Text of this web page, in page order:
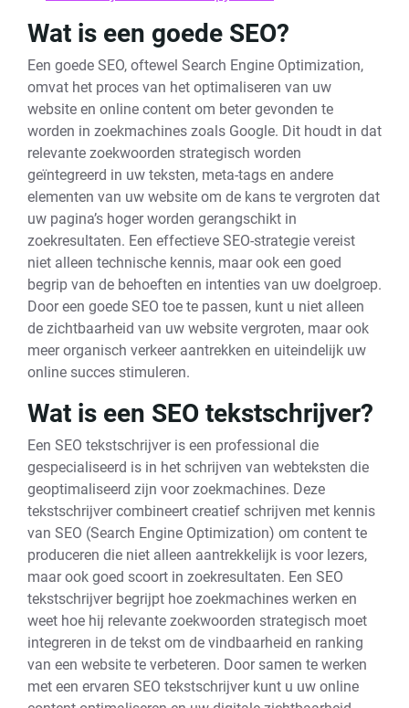
Wat is een goede SEO?
Een goede SEO, oftewel Search Engine Optimization,
omvat het proces van het optimaliseren van uw
website en online content om beter gevonden te
worden in zoekmachines zoals Google. Dit houdt in dat
relevante zoekwoorden strategisch worden
geïntegreerd in uw teksten, meta-tags en andere
elementen van uw website om de kans te vergroten dat
uw pagina’s hoger worden gerangschikt in
zoekresultaten. Een effectieve SEO-strategie vereist
niet alleen technische kennis, maar ook een goed
begrip van de behoeften en intenties van uw doelgroep.
Door een goede SEO toe te passen, kunt u niet alleen
de zichtbaarheid van uw website vergroten, maar ook
meer organisch verkeer aantrekken en uiteindelijk uw
online succes stimuleren.
Wat is een SEO tekstschrijver?
Een SEO tekstschrijver is een professional die
gespecialiseerd is in het schrijven van webteksten die
geoptimaliseerd zijn voor zoekmachines. Deze
tekstschrijver combineert creatief schrijven met kennis
van SEO (Search Engine Optimization) om content te
produceren die niet alleen aantrekkelijk is voor lezers,
maar ook goed scoort in zoekresultaten. Een SEO
tekstschrijver begrijpt hoe zoekmachines werken en
weet hoe hij relevante zoekwoorden strategisch moet
integreren in de tekst om de vindbaarheid en ranking
van een website te verbeteren. Door samen te werken
met een ervaren SEO tekstschrijver kunt u uw online